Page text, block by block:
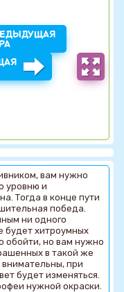
вам нужно
уровню и
Тогда в конце пути
победа.
ни одного
будет хитроумных
обойти, но вам нужно
в такой же
внимательны, при
будет изменяться.
нужной окраски.